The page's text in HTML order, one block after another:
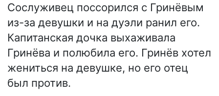
Сослуживец поссорился с Гринёвым
из-за девушки и на дуэли ранил его.
Капитанская дочка выхаживала
Гринёва и полюбила его. Гринёв хотел
жениться на девушке, но его отец
был против.